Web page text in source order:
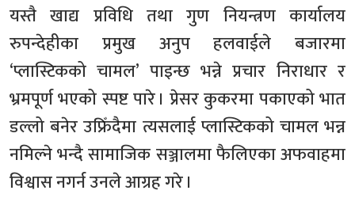
यस्तै खाद्य प्रविधि तथा गुण नियन्त्रण कार्यालय
रुपन्देहीका प्रमुख अनुप हलवाईले बजारमा
‘प्लास्टिकको चामल’ पाइन्छ भन्ने प्रचार निराधार र
भ्रमपूर्ण भएको स्पष्ट पारे । प्रेसर कुकरमा पकाएको भात
डल्लो बनेर उफ्रिँदैमा त्यसलाई प्लास्टिकको चामल भन्न
नमिल्ने भन्दै सामाजिक सञ्जालमा फैलिएका अफवाहमा
विश्वास नगर्न उनले आग्रह गरे ।